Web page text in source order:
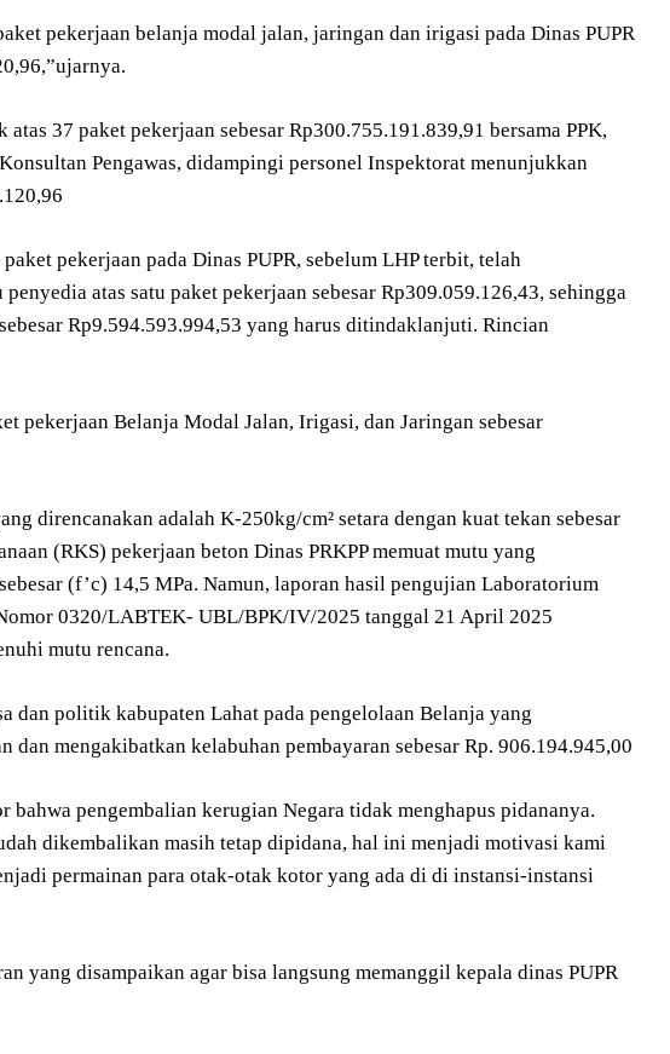
pekerjaan belanja modal jalan, jaringan dan irigasi pada Dinas PUPR
37 paket pekerjaan sebesar Rp300.755.191.839,91 bersama PPK,
Pengawas, didampingi personel Inspektorat menunjukkan
pekerjaan pada Dinas PUPR, sebelum LHP terbit, telah
atas satu paket pekerjaan sebesar Rp309.059.126,43, sehingga
Rp9.594.593.994,53 yang harus ditindaklanjuti. Rincian
pekerjaan Belanja Modal Jalan, Irigasi, dan Jaringan sebesar
direncanakan adalah K-250kg/cm² setara dengan kuat tekan sebesar
(RKS) pekerjaan beton Dinas PRKPP memuat mutu yang
(f’c) 14,5 MPa. Namun, laporan hasil pengujian Laboratorium
0320/LABTEK- UBL/BPK/IV/2025 tanggal 21 April 2025
mutu rencana.
dan politik kabupaten Lahat pada pengelolaan Belanja yang
mengakibatkan kelabuhan pembayaran sebesar Rp. 906.194.945,00
pengembalian kerugian Negara tidak menghapus pidananya.
dikembalikan masih tetap dipidana, hal ini menjadi motivasi kami
permainan para otak-otak kotor yang ada di di instansi-instansi
yang disampaikan agar bisa langsung memanggil kepala dinas PUPR